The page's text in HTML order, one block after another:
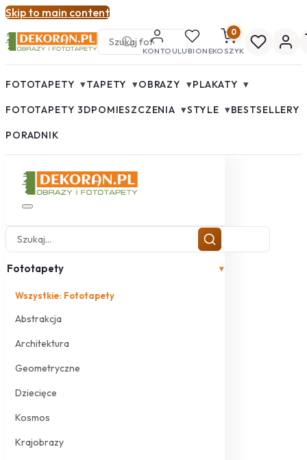
Skip to main content
KONTOULUBIONE
0
KOSZYK
FOTOTAPETY ▾TAPETY ▾OBRAZY ▾PLAKATY ▾
FOTOTAPETY 3DPOMIESZCZENIA ▾STYLE ▾BESTSELLERY
PORADNIK
Fototapety ▾
Wszystkie: Fototapety
Abstrakcja
Architektura
Geometryczne
Dziecięce
Kosmos
Krajobrazy